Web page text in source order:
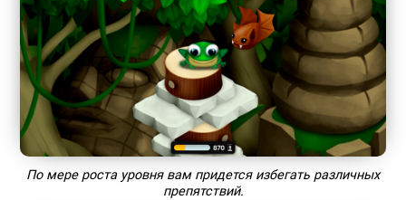
По мере роста уровня вам придется избегать различных
препятствий.